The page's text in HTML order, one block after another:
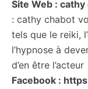
Site Web :
: cathy chabot
tels que le reiki,
l’hypnose à
d’en être l’acteur
Facebook :